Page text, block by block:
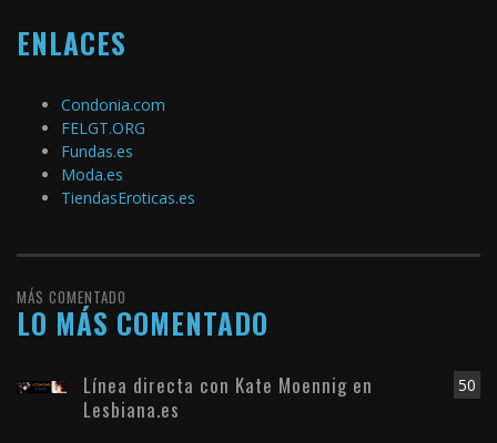
ENLACES
Condonia.com
FELGT.ORG
Fundas.es
Moda.es
TiendasEroticas.es
MÁS COMENTADO
LO MÁS COMENTADO
50
Línea directa con Kate Moennig en
Lesbiana.es